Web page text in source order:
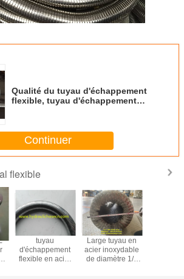
Qualité du tuyau d'échappement
flexible, tuyau d'échappement
flexible, système d'échappement
Continuer
flexible
tuyau
d'échappement
flexible en acier
Large tuyau en
acier inoxydable
de diamètre 1/4